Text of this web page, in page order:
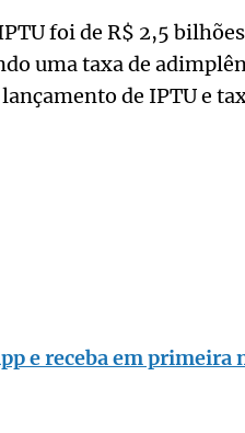
foi de R$ 2,5
uma taxa de
de IPTU e
e receba em primeira